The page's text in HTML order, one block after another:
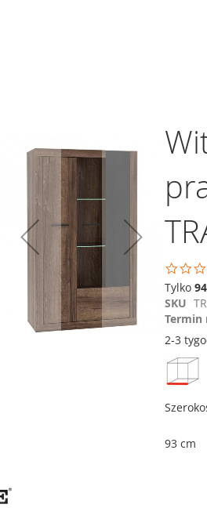
Tylko94
SKU
Termin
2-3
93 cm
Dodaj do koszyka
Dodaj do koszyka
Szafka rtv Trass
TRAT121
629,00 zł
Dodaj do koszyka